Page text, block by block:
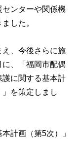
ンターや関係機
した。
え、今後さらに施
、「福岡市配偶
に関する基本計
を策定しまし
計画（第5次）」